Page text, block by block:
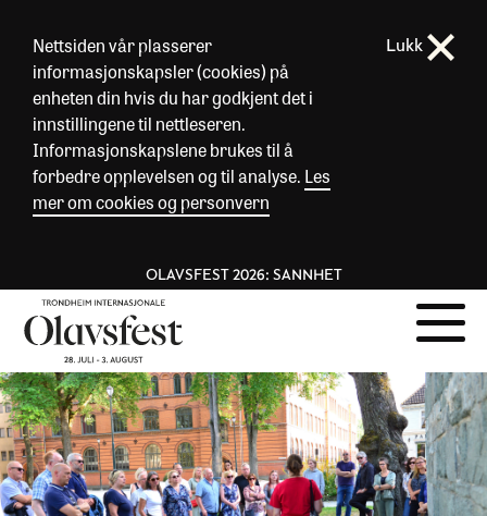
Nettsiden vår plasserer
informasjonskapsler (cookies) på
enheten din hvis du har godkjent det i
innstillingene til nettleseren.
Informasjonskapslene brukes til å
forbedre opplevelsen og til analyse. Les
mer om cookies og personvern
Lukk
OLAVSFEST 2026: SANNHET